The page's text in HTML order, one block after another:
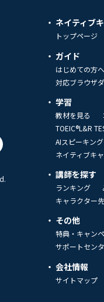
ネイティブ
トップページ
ガイド
はじめての方へ
対応ブラウザ
学習
教材を見る
TOEIC®L&R
AIスピーキン
ネイティブキ
講師を探す
ランキング
キャラクター
その他
特典・キャン
サポートセン
会社情報
サイトマップ